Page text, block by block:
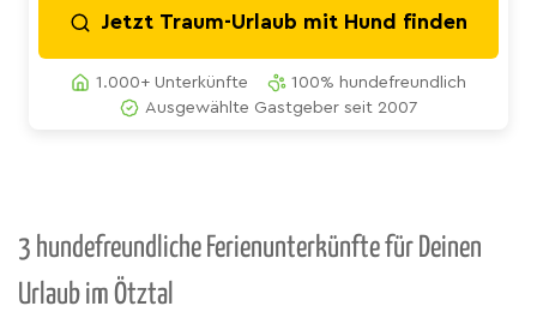
Jetzt Traum-Urlaub mit Hund finden
1.000+ Unterkünfte
100% hundefreundlich
Ausgewählte Gastgeber seit 2007
3 hundefreundliche Ferienunterkünfte für Deinen
Urlaub im Ötztal